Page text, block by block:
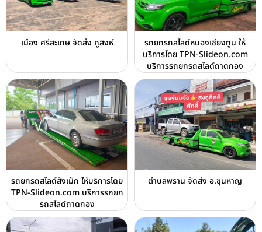
เมือง ศรีสะเกษ จัดส่ง ภูสิงห์
รถยกรถสไลด์หนองเชียงทูน ให้
บริการโดย TPN-Slideon.com
บริการรถยกรถสไลด์ถาดกอง
รถยกรถสไลด์สังเม็ก ให้บริการโดย
TPN-Slideon.com บริการรถยก
รถสไลด์ถาดกอง
ตำบลพราน จัดส่ง อ.ขุนหาญ